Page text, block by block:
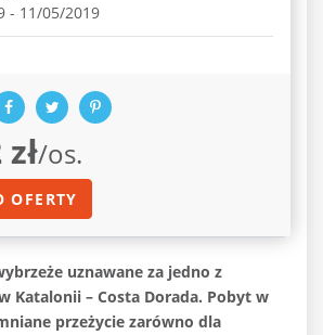
- 11/05/2019
/os.
OFERTY
uznawane za jedno z
Katalonii – Costa Dorada. Pobyt w
przeżycie zarówno dla